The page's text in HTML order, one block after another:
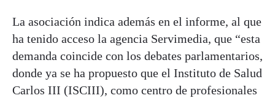
La asociación indica además en el informe, al que
ha tenido acceso la agencia Servimedia, que “esta
demanda coincide con los debates parlamentarios,
donde ya se ha propuesto que el Instituto de Salud
Carlos III (ISCIII), como centro de profesionales